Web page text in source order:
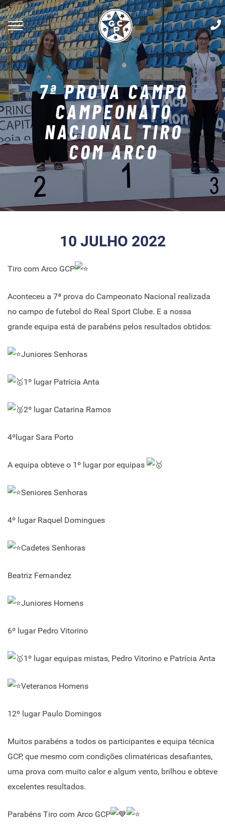
7ª PROVA CAMPO
CAMPEONATO
NACIONAL TIRO
COM ARCO
10 JULHO 2022
Tiro com Arco GCP
Aconteceu a 7ª prova do Campeonato Nacional realizada
no campo de futebol do Real Sport Clube. E a nossa
grande equipa está de parabéns pelos resultados obtidos:
Juniores Senhoras
1º lugar Patrícia Anta
2º lugar Catarina Ramos
4ºlugar Sara Porto
A equipa obteve o 1º lugar por equipas
Seniores Senhoras
4º lugar Raquel Domingues
Cadetes Senhoras
Beatriz Fernandez
Juniores Homens
6º lugar Pedro Vitorino
1º lugar equipas mistas, Pedro Vitorino e Patrícia Anta
Veteranos Homens
12º lugar Paulo Domingos
Muitos parabéns a todos os participantes e equipa técnica
GCP, que mesmo com condições climatéricas desafiantes,
uma prova com muito calor e algum vento, brilhou e obteve
excelentes resultados.
Parabéns Tiro com Arco GCP